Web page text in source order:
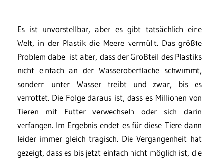
Es ist unvorstellbar, aber es gibt tatsächlich eine
Welt, in der Plastik die Meere vermüllt. Das größte
Problem dabei ist aber, dass der Großteil des Plastiks
nicht einfach an der Wasseroberfläche schwimmt,
sondern unter Wasser treibt und zwar, bis es
verrottet. Die Folge daraus ist, dass es Millionen von
Tieren mit Futter verwechseln oder sich darin
verfangen. Im Ergebnis endet es für diese Tiere dann
leider immer gleich tragisch. Die Vergangenheit hat
gezeigt, dass es bis jetzt einfach nicht möglich ist, die